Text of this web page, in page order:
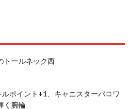
トールネック西
ポイント+1、キャニスターバロワ
く腕輪